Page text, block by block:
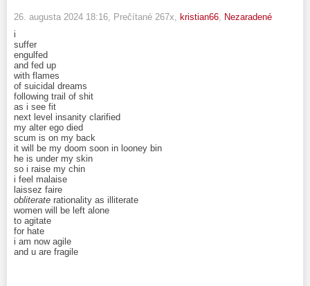
26. augusta 2024 18:16 , Prečítané 267x, kristian66 Nezaradené
i
suffer
engulfed
and fed up
with flames
of suicidal dreams
following trail of shit
as i see fit
next level insanity clarified
my alter ego died
scum is on my back
it will be my doom soon in looney bin
he is under my skin
so i raise my chin
i feel malaise
laissez faire
obliterate rationality as illiterate
women will be left alone
to agitate
for hate
i am now agile
and u are fragile